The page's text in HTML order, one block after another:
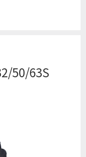
50/63S